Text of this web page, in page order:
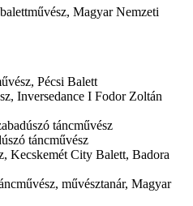
Magyar Nemzeti
Pécsi Balett
Inversedance I Fodor Zoltán
táncművész
táncművész
Kecskemét City Balett, Badora
művésztanár, Magyar